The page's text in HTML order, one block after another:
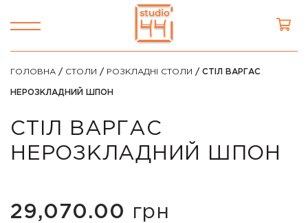
ГОЛОВНА / СТОЛИ / РОЗКЛАДНІ СТОЛИ / СТІЛ ВАРГАС
НЕРОЗКЛАДНИЙ ШПОН
СТІЛ ВАРГАС
НЕРОЗКЛАДНИЙ ШПОН
29,070.00 грн